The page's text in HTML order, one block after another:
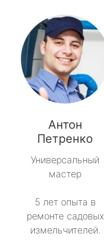
Антон
Петренко
Универсальный
мастер
5 лет опыта в
ремонте садовых
измельчителей.